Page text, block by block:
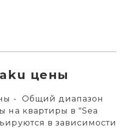
цены
- Общий диапазон
на квартиры в "Sea
в зависимости